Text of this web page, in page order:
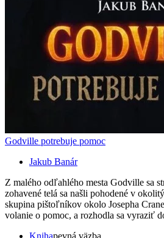
Godville potrebuje pomoc
Jakub Banár
Z malého odľahlého mesta Godville sa
zohavené telá sa našli pohodené v
skupina pištoľníkov okolo Josepha
volanie o pomoc, a rozhodla sa vyraziť
Knihapevná väzba